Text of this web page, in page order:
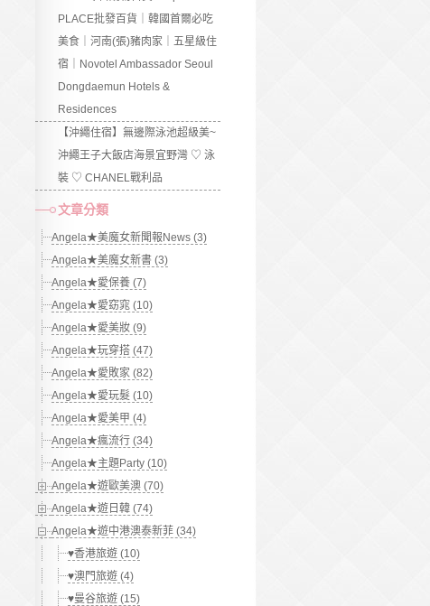
PLACE批發百貨｜韓國首爾必吃
美食｜河南(張)豬肉家｜五星級住
宿｜Novotel Ambassador Seoul
Dongdaemun Hotels &
Residences
【沖繩住宿】無邊際泳池超級美~
沖繩王子大飯店海景宜野灣 ♡ 泳
裝 ♡ CHANEL戰利品
文章分類
Angela★美魔女新聞報News (3)
Angela★美魔女新書 (3)
Angela★愛保養 (7)
Angela★愛窈窕 (10)
Angela★愛美妝 (9)
Angela★玩穿搭 (47)
Angela★愛敗家 (82)
Angela★愛玩髮 (10)
Angela★愛美甲 (4)
Angela★瘋流行 (34)
Angela★主題Party (10)
Angela★遊歐美澳 (70)
Angela★遊日韓 (74)
Angela★遊中港澳泰新菲 (34)
♥香港旅遊 (10)
♥澳門旅遊 (4)
♥曼谷旅遊 (15)